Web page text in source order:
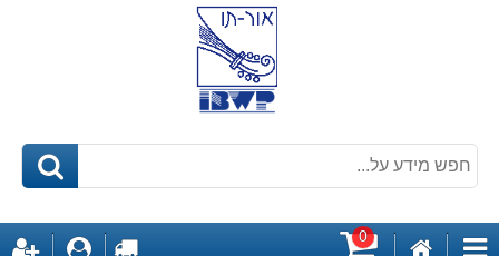
0 לקופה